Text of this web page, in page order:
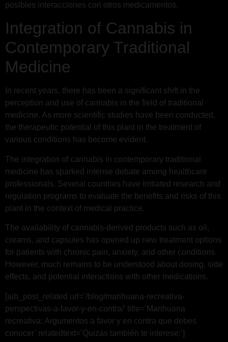
posibles interacciones con otros medicamentos.
Integration of Cannabis in
Contemporary Traditional
Medicine
In recent years, there has been a significant shift in the
perception and use of cannabis in the field of traditional
medicine. As more scientific studies have been conducted,
the therapeutic potential of this plant in the treatment of
various conditions has become evident.
The integration of cannabis in contemporary traditional
medicine has sparked intense debate among healthcare
professionals. Several countries have initiated research and
regulation programs to evaluate the benefits and risks of this
plant in the context of medical practice.
The availability of cannabis-derived products such as oil,
creams, and capsules has opened up new treatment options
for patients with chronic pain, anxiety, and other conditions.
However, much remains to be understood about dosing, side
effects, and potential interactions with other medications.
[aib_post_related url=’/blog/marihuana-recreativa-
perspectivas-a-favor-y-en-contra/’ title=’Marihuana
recreativa: Argumentos a favor y en contra que debes
conocer’ relatedtext=’Quizás también te interese:’]